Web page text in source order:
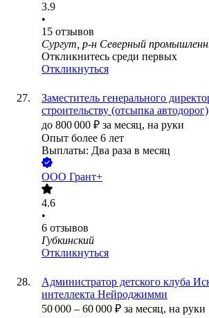
3.9
•
15 отзывов
Сургут, р-н Северный
Откликнитесь среди первых
Откликнуться
Заместитель генерального
строительству (отсыпка автодорог)
до 800 000 ₽ за месяц, на руки
Опыт более 6 лет
Выплаты: Два раза в месяц
ООО Грант+
4.6
•
6 отзывов
Губкинский
Откликнуться
Администратор детского клуба
интеллекта Нейроджимми
50 000 – 60 000 ₽ за месяц, на руки